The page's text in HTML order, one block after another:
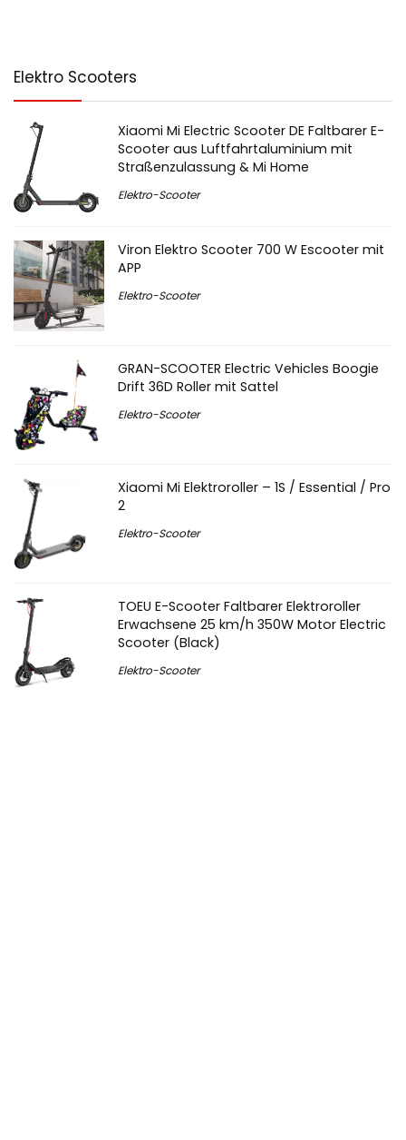
Elektro Scooters
Xiaomi Mi Electric Scooter DE Faltbarer E-
Scooter aus Luftfahrtaluminium mit
Straßenzulassung & Mi Home
Elektro-Scooter
Viron Elektro Scooter 700 W Escooter mit
APP
Elektro-Scooter
GRAN-SCOOTER Electric Vehicles Boogie
Drift 36D Roller mit Sattel
Elektro-Scooter
Xiaomi Mi Elektroroller – 1S / Essential / Pro
2
Elektro-Scooter
TOEU E-Scooter Faltbarer Elektroroller
Erwachsene 25 km/h 350W Motor Electric
Scooter (Black)
Elektro-Scooter